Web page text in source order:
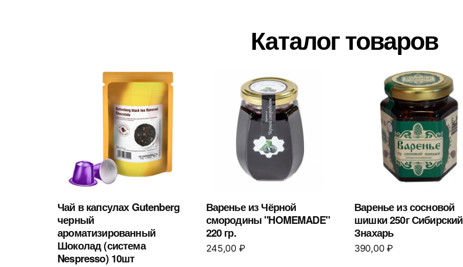
Каталог товаров
Чай в капсулах Gutenberg
черный
ароматизированный
Шоколад (система
Nespresso) 10шт
Варенье из Чёрной
смородины "HOMEMADE"
220 гр.
245,00 ₽
Варенье из сосновой
шишки 250г Сибирский
Знахарь
390,00₽